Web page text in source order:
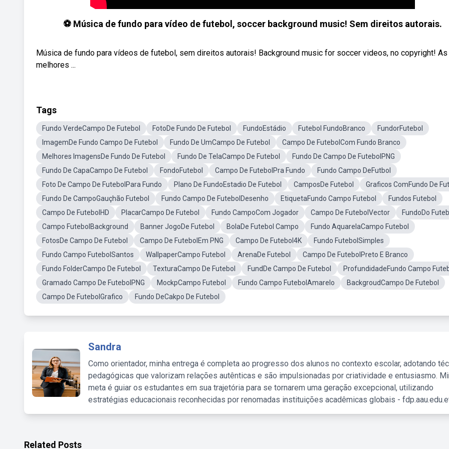
⚽ Música de fundo para vídeo de futebol, soccer background music! Sem direitos autorais.
Música de fundo para vídeos de futebol, sem direitos autorais! Background music for soccer videos, no copyright! As
melhores ...
Tags
Fundo VerdeCampo De Futebol FotoDe Fundo De Futebol FundoEstádio Futebol FundoBranco
FundorFutebol
ImagemDe Fundo Campo De Futebol
Fundo De UmCampo De Futebol
Campo De FutebolCom Fundo Branco
Melhores ImagensDe Fundo De Futebol
Fundo De TelaCampo De Futebol
Fundo De Campo De FutebolPNG
Fundo De CapaCampo De Futebol
FondoFutebol Campo De FutebolPra Fundo
Fundo Campo DeFutbol
Foto De Campo De FutebolPara Fundo
Plano De FundoEstadio De Futebol CamposDe Futebol
Graficos ComFundo De
Fundo De CampoGauçhão Futebol
Fundo Campo De FutebolDesenho EtiquetaFundo Campo Futebol
Fundos Futebol
Campo De FutebolHD
PlacarCampo De Futebol Fundo CampoCom Jogador Campo De FutebolVector
FundoDo
Campo FutebolBackground
Banner JogoDe Futebol BolaDe Futebol Campo
Fundo AquarelaCampo Futebol
FotosDe Campo De Futebol
Campo De FutebolEm PNG Campo De Futebol4K
Fundo FutebolSimples
Fundo Campo FutebolSantos
WallpaperCampo Futebol ArenaDe Futebol
Campo De FutebolPreto E Branco
Fundo FolderCampo De Futebol
TexturaCampo De Futebol FundDe Campo De Futebol
ProfundidadeFundo Campo
Gramado Campo De FutebolPNG
MockpCampo Futebol Fundo Campo FutebolAmarelo
BackgroudCampo De Futebol
Campo De FutebolGrafico
Fundo DeCakpo De Futebol
Sandra
Como orientador, minha entrega é completa ao progresso dos alunos no contexto escolar, adotando
pedagógicas que valorizam relações autênticas e são impulsionadas por criatividade e entusiasmo.
meta é guiar os estudantes em sua trajetória para se tornarem uma geração excepcional, utilizando
estratégias educacionais reconhecidas por renomadas instituições acadêmicas globais -
Related Posts